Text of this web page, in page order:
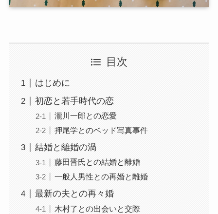
目次
はじめに
初恋と若手時代の恋
瀧川一郎との恋愛
押尾学とのベッド写真事件
結婚と離婚の渦
藤田晋氏との結婚と離婚
一般人男性との再婚と離婚
最新の夫との再々婚
木村了との出会いと交際